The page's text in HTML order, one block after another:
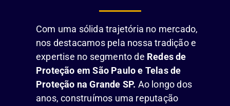
Com uma sólida trajetória no mercado,
nos destacamos pela nossa tradição e
expertise no segmento de Redes de
Proteção em São Paulo e Telas de
Proteção na Grande SP. Ao longo dos
anos, construímos uma reputação